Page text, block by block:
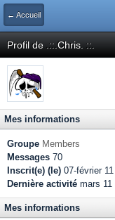
← Accueil
Profil de .::.Chris. ::.
Mes informations
Groupe Members
Messages 70
Inscrit(e) (le) 07-février 11
Dernière activité mars 11
Mes informations